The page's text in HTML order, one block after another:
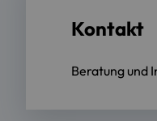
Kontakt
Beratung und